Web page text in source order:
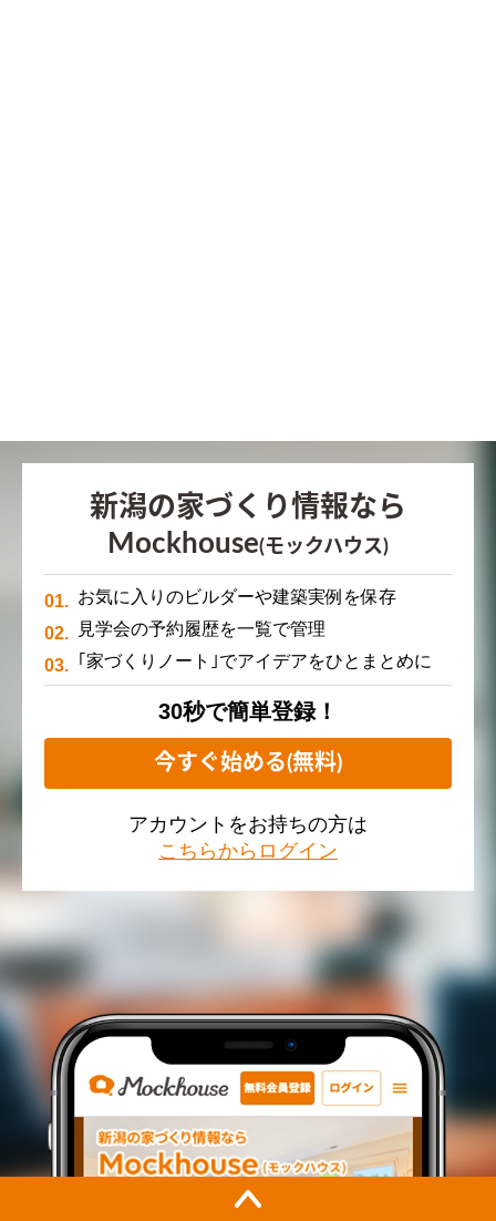
新潟の家づくり情報なら
Mockhouse(モックハウス)
お気に入りのビルダーや建築実例を保存
見学会の予約履歴を一覧で管理
｢家づくりノート｣でアイデアをひとまとめに
30秒で簡単登録！
今すぐ始める(無料)
アカウントをお持ちの方は
こちらからログイン